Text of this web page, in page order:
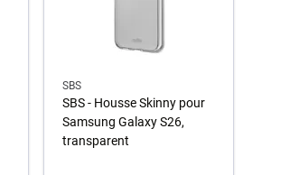
SBS
SBS - Housse Skinny pour
Samsung Galaxy S26,
transparent